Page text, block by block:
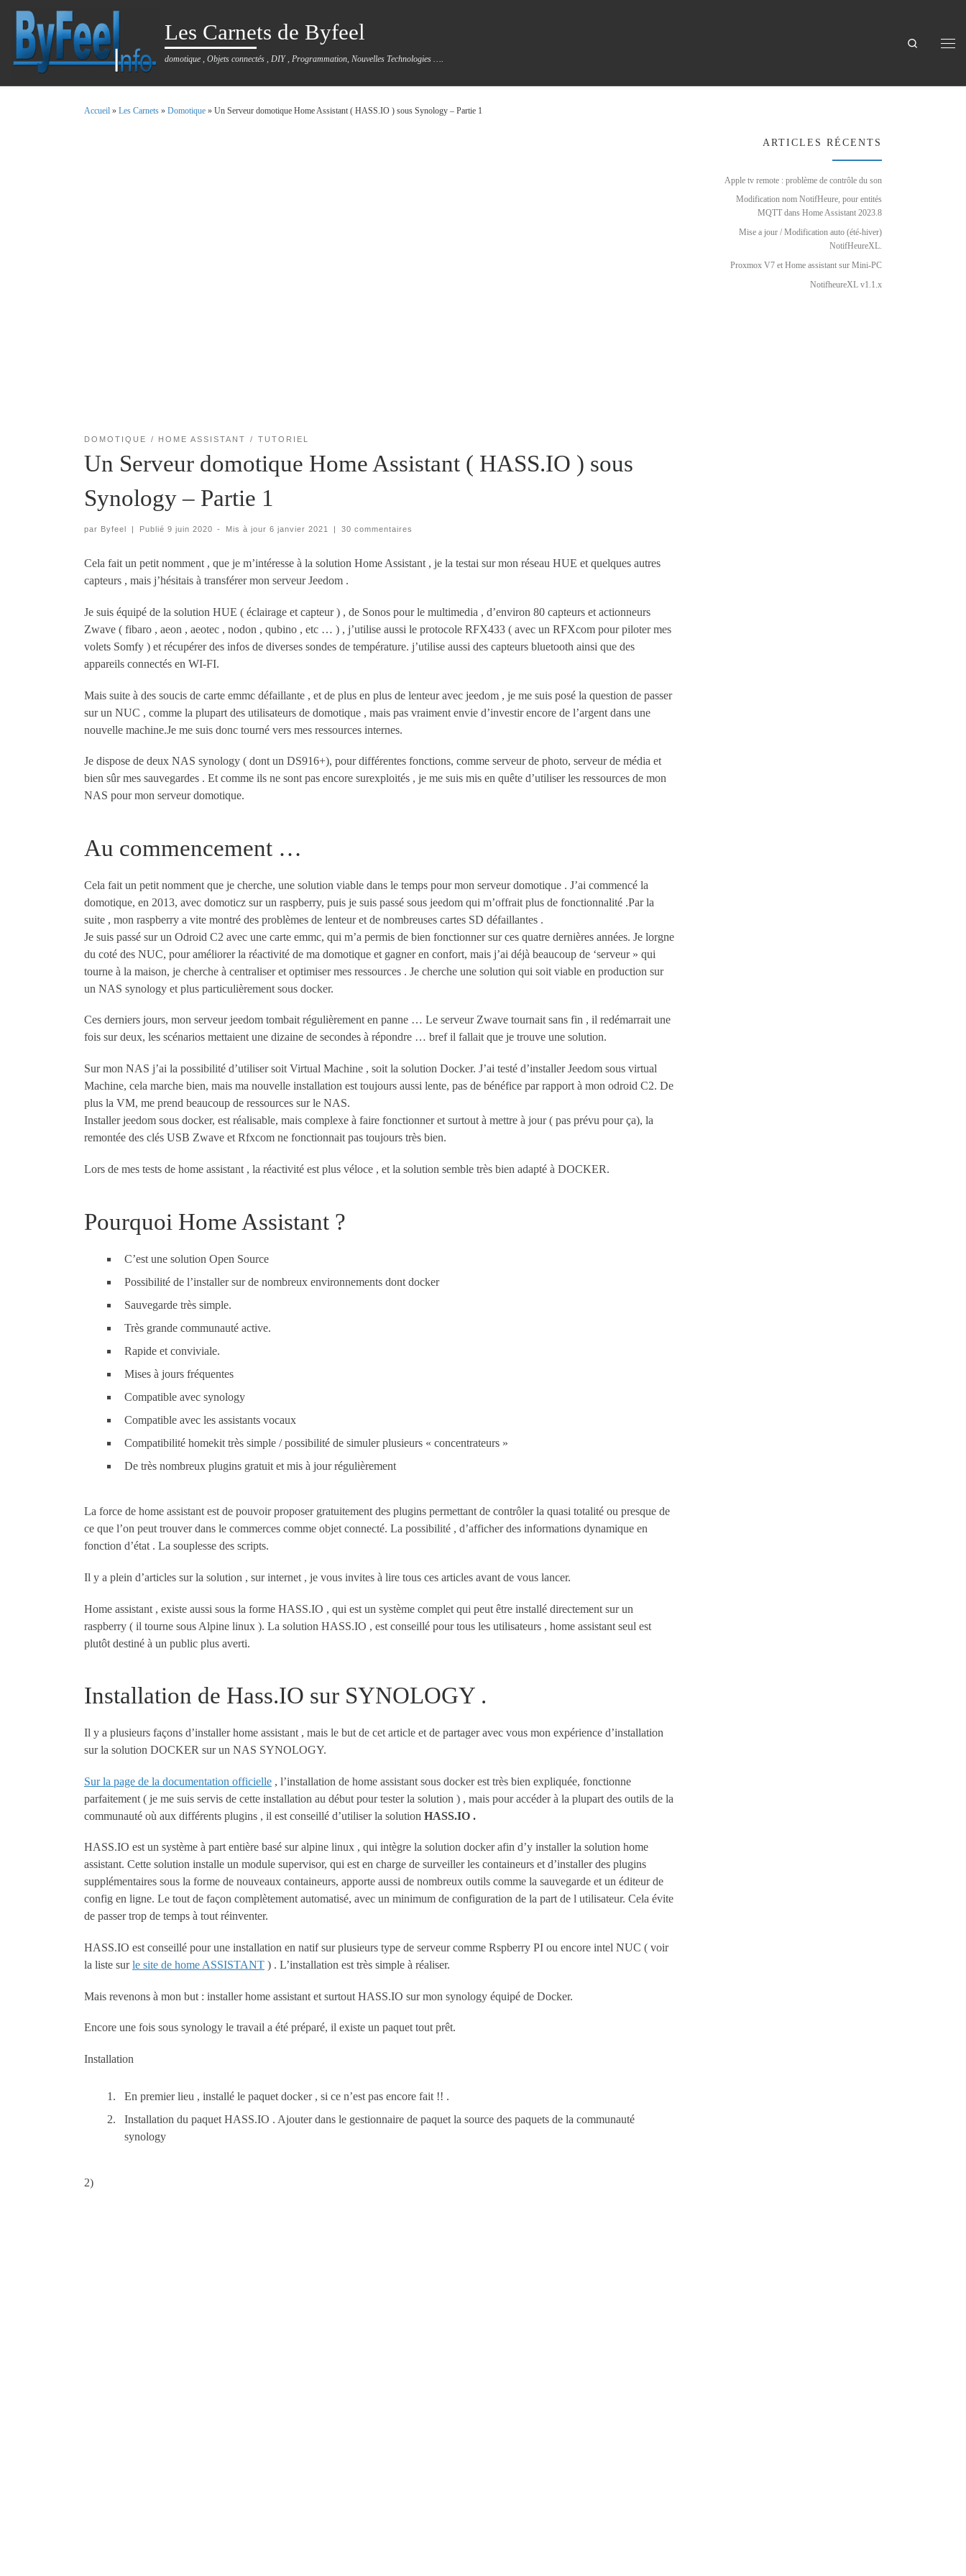
Passer au contenu
Les Carnets de Byfeel
domotique , Objets connectés , DIY , Programmation, Nouvelles Technologies ….
Search
Accueil » Les Carnets » Domotique » Un Serveur domotique Home Assistant ( HASS.IO ) sous Synology – Partie 1
DOMOTIQUE HOME ASSISTANT TUTORIEL
Un Serveur domotique Home Assistant ( HASS.IO ) sous
Synology – Partie 1
par Byfeel | Publié 9 juin 2020 - Mis à jour6 janvier 2021 | 30 commentaires
Cela fait un petit nomment , que je m’intéresse à la solution Home Assistant , je la testai sur mon réseau HUE et quelques autres
capteurs , mais j’hésitais à transférer mon serveur Jeedom .
Je suis équipé de la solution HUE ( éclairage et capteur ) , de Sonos pour le multimedia , d’environ 80 capteurs et actionneurs
Zwave ( fibaro , aeon , aeotec , nodon , qubino , etc … ) , j’utilise aussi le protocole RFX433 ( avec un RFXcom pour piloter mes
volets Somfy ) et récupérer des infos de diverses sondes de température. j’utilise aussi des capteurs bluetooth ainsi que des
appareils connectés en WI-FI.
Mais suite à des soucis de carte emmc défaillante , et de plus en plus de lenteur avec jeedom , je me suis posé la question de passer
sur un NUC , comme la plupart des utilisateurs de domotique , mais pas vraiment envie d’investir encore de l’argent dans une
nouvelle machine.Je me suis donc tourné vers mes ressources internes.
Je dispose de deux NAS synology ( dont un DS916+), pour différentes fonctions, comme serveur de photo, serveur de média et
bien sûr mes sauvegardes . Et comme ils ne sont pas encore surexploités , je me suis mis en quête d’utiliser les ressources de mon
NAS pour mon serveur domotique.
Au commencement …
Cela fait un petit nomment que je cherche, une solution viable dans le temps pour mon serveur domotique . J’ai commencé la
domotique, en 2013, avec domoticz sur un raspberry, puis je suis passé sous jeedom qui m’offrait plus de fonctionnalité .Par la
suite , mon raspberry a vite montré des problèmes de lenteur et de nombreuses cartes SD défaillantes .
Je suis passé sur un Odroid C2 avec une carte emmc, qui m’a permis de bien fonctionner sur ces quatre dernières années. Je lorgne
du coté des NUC, pour améliorer la réactivité de ma domotique et gagner en confort, mais j’ai déjà beaucoup de ‘serveur » qui
tourne à la maison, je cherche à centraliser et optimiser mes ressources . Je cherche une solution qui soit viable en production sur
un NAS synology et plus particulièrement sous docker.
Ces derniers jours, mon serveur jeedom tombait régulièrement en panne … Le serveur Zwave tournait sans fin , il redémarrait une
fois sur deux, les scénarios mettaient une dizaine de secondes à répondre … bref il fallait que je trouve une solution.
Sur mon NAS j’ai la possibilité d’utiliser soit Virtual Machine , soit la solution Docker. J’ai testé d’installer Jeedom sous virtual
Machine, cela marche bien, mais ma nouvelle installation est toujours aussi lente, pas de bénéfice par rapport à mon odroid C2. De
plus la VM, me prend beaucoup de ressources sur le NAS.
Installer jeedom sous docker, est réalisable, mais complexe à faire fonctionner et surtout à mettre à jour ( pas prévu pour ça), la
remontée des clés USB Zwave et Rfxcom ne fonctionnait pas toujours très bien.
Lors de mes tests de home assistant , la réactivité est plus véloce , et la solution semble très bien adapté à DOCKER.
Pourquoi Home Assistant ?
C’est une solution Open Source
Possibilité de l’installer sur de nombreux environnements dont docker
Sauvegarde très simple.
Très grande communauté active.
Rapide et conviviale.
Mises à jours fréquentes
Compatible avec synology
Compatible avec les assistants vocaux
Compatibilité homekit très simple / possibilité de simuler plusieurs « concentrateurs »
De très nombreux plugins gratuit et mis à jour régulièrement
La force de home assistant est de pouvoir proposer gratuitement des plugins permettant de contrôler la quasi totalité ou presque de
ce que l’on peut trouver dans le commerces comme objet connecté. La possibilité , d’afficher des informations dynamique en
fonction d’état . La souplesse des scripts.
Il y a plein d’articles sur la solution , sur internet , je vous invites à lire tous ces articles avant de vous lancer.
Home assistant , existe aussi sous la forme HASS.IO , qui est un système complet qui peut être installé directement sur un
raspberry ( il tourne sous Alpine linux ). La solution HASS.IO , est conseillé pour tous les utilisateurs , home assistant seul est
plutôt destiné à un public plus averti.
Installation de Hass.IO sur SYNOLOGY .
Il y a plusieurs façons d’installer home assistant , mais le but de cet article et de partager avec vous mon expérience d’installation
sur la solution DOCKER sur un NAS SYNOLOGY.
Sur la page de la documentation officielle , l’installation de home assistant sous docker est très bien expliquée, fonctionne
parfaitement ( je me suis servis de cette installation au début pour tester la solution ) , mais pour accéder à la plupart des outils de la
communauté où aux différents plugins , il est conseillé d’utiliser la solution HASS.IO .
HASS.IO est un système à part entière basé sur alpine linux , qui intègre la solution docker afin d’y installer la solution home
assistant. Cette solution installe un module supervisor, qui est en charge de surveiller les containeurs et d’installer des plugins
supplémentaires sous la forme de nouveaux containeurs, apporte aussi de nombreux outils comme la sauvegarde et un éditeur de
config en ligne. Le tout de façon complètement automatisé, avec un minimum de configuration de la part de l utilisateur. Cela évite
de passer trop de temps à tout réinventer.
HASS.IO est conseillé pour une installation en natif sur plusieurs type de serveur comme Rspberry PI ou encore intel NUC ( voir
la liste surle site de home ASSISTANT ) . L’installation est très simple à réaliser.
Mais revenons à mon but : installer home assistant et surtout HASS.IO sur mon synology équipé de Docker.
Encore une fois sous synology le travail a été préparé, il existe un paquet tout prêt.
Installation
En premier lieu , installé le paquet docker , si ce n’est pas encore fait !! .
Installation du paquet HASS.IO . Ajouter dans le gestionnaire de paquet la source des paquets de la communauté
synology
2)
ARTICLES RÉCENTS
Apple tv remote : problème de contrôle du son
Modification nom NotifHeure, pour entités
MQTT dans Home Assistant 2023.8
Mise a jour / Modification auto (été-hiver)
NotifHeureXL.
Proxmox V7 et Home assistant sur Mini-PC
NotifheureXL v1.1.x